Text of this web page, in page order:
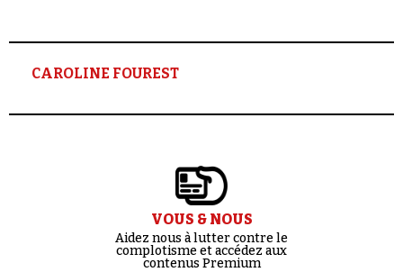
CAROLINE FOUREST
VOUS & NOUS
Aidez nous à lutter contre le
complotisme et accédez aux
contenus Premium